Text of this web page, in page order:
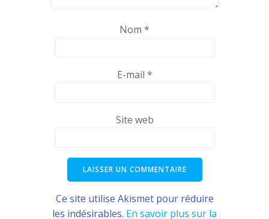
Nom *
E-mail *
Site web
Ce site utilise Akismet pour réduire
les indésirables. En savoir plus sur la